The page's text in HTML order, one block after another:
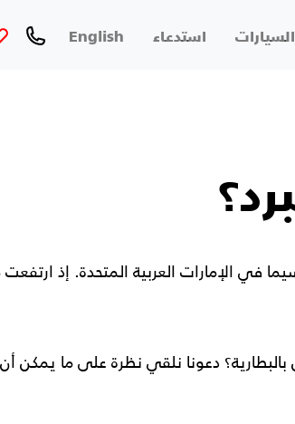
استدعاء English
في الإمارات العربية المتحدة. إذ
دعونا نلقي نظرة على ما يمكن